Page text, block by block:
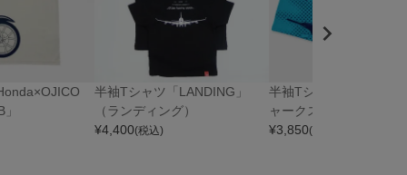
半袖Tシャツ「LANDING」
（ランディング）
¥4,400(税込)
半袖Tシャツ「
ャークス）
¥3,850(税込)